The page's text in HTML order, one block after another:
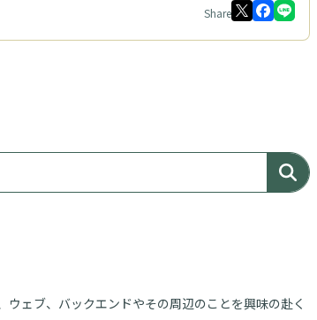
Share
ェブ、バックエンドやその周辺のことを興味の赴く